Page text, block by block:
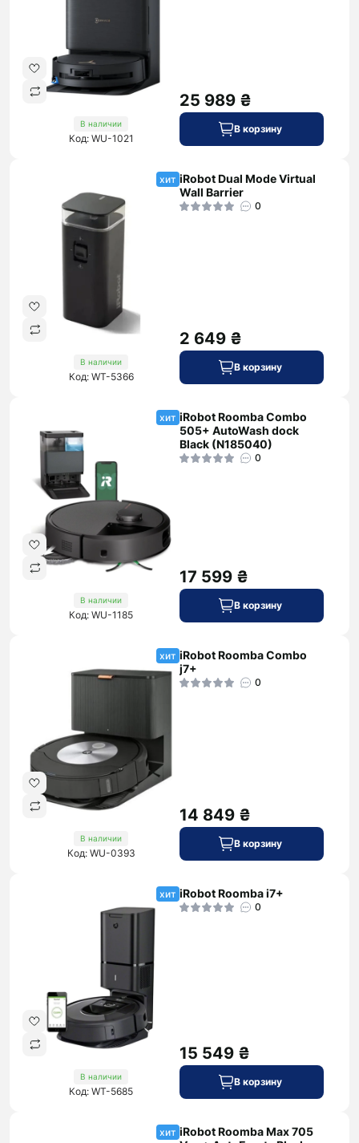
В наличии
Код: WU-1021
25 989 ₴
В корзину
хит
В наличии
Код: WT-5366
iRobot Dual Mode Virtual
Wall Barrier
0
2 649 ₴
В корзину
хит
В наличии
Код: WU-1185
iRobot Roomba Combo
505+ AutoWash dock
Black (N185040)
0
17 599 ₴
В корзину
хит
В наличии
Код: WU-0393
iRobot Roomba Combo
j7+
0
14 849 ₴
В корзину
хит
В наличии
Код: WT-5685
iRobot Roomba i7+
0
15 549 ₴
В корзину
хит iRobot Roomba Max 705